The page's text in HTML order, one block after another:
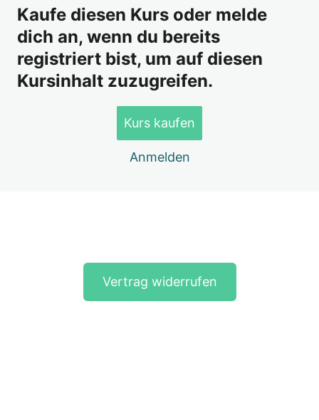
Modul 4
15 Lektionen
Modul 5 – Quiz, Teilnahme-
Bestätigung, Download-Material
und mehr
freiwilliges Quiz Nr. 3 zur Selbstkontrolle
einschließlich 31.07.2026)
Dein Feedback zum Kurs
Kaufe diesen Kurs oder melde
dich an, wenn du bereits
registriert bist, um auf diesen
Kursinhalt zuzugreifen.
Kurs kaufen
Anmelden
Vertrag widerrufen